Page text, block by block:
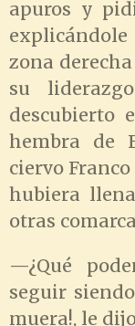
apuros y
zona
su
descubierto
hembra de
ciervo
hubiera
otras
—¿Qué
seguir
muera!, le